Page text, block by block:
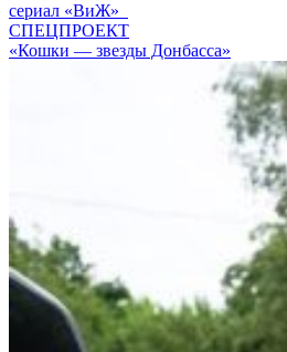
сериал «ВиЖ»
СПЕЦПРОЕКТ
«Кошки — звезды Донбасса»